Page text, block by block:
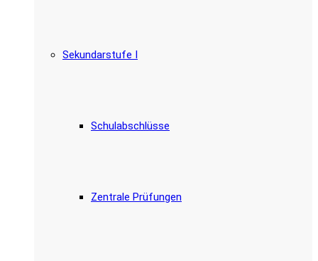
Sekundarstufe I
Schulabschlüsse
Zentrale Prüfungen